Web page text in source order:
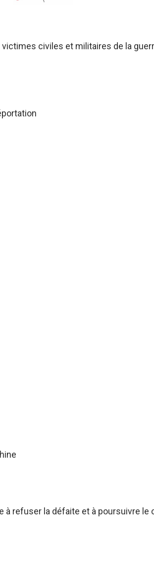
civiles et militaires de la
à refuser la défaite et à poursuivre